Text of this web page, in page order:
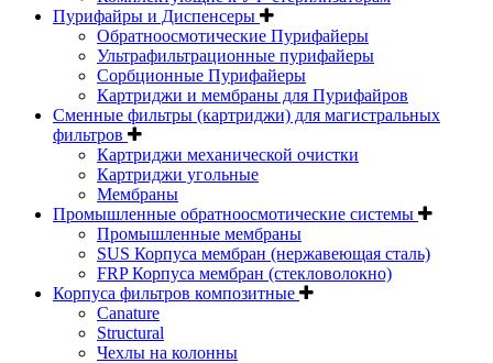
Пурифайры и Диспенсеры
Обратноосмотические Пурифайеры
Ультрафильтрационные пурифайеры
Сорбционные Пурифайеры
Картриджи и мембраны для Пурифайров
Сменные фильтры (картриджи) для магистральных
фильтров
Картриджи механической очистки
Картриджи угольные
Мембраны
Промышленные обратноосмотические системы
Промышленные мембраны
SUS Корпуса мембран (нержавеющая сталь)
FRP Корпуса мембран (стекловолокно)
Корпуса фильтров композитные
Canature
Structural
Чехлы на колонны